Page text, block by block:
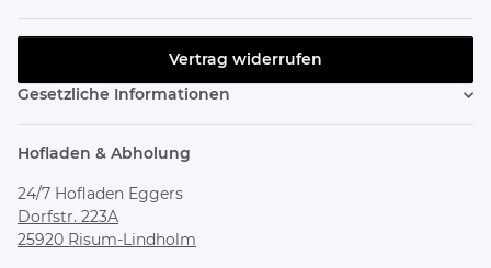
Vertrag widerrufen
Gesetzliche Informationen
Hofladen & Abholung
24/7 Hofladen Eggers
Dorfstr. 223A
25920 Risum-Lindholm